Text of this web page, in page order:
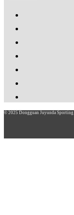
© 2025 Dongguan Juyunda Sporting